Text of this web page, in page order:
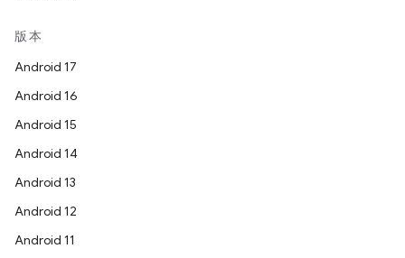
版本
Android 17
Android 16
Android 15
Android 14
Android 13
Android 12
Android 11